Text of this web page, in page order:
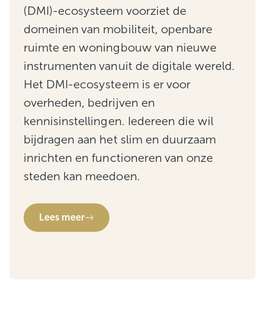
(DMI)-ecosysteem voorziet de
domeinen van mobiliteit, openbare
ruimte en woningbouw van nieuwe
instrumenten vanuit de digitale wereld.
Het DMI-ecosysteem is er voor
overheden, bedrijven en
kennisinstellingen. Iedereen die wil
bijdragen aan het slim en duurzaam
inrichten en functioneren van onze
steden kan meedoen.
Lees meer